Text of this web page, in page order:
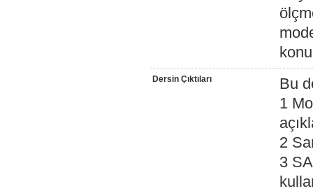
Dersin Çıktıları
Bu
1
2
3